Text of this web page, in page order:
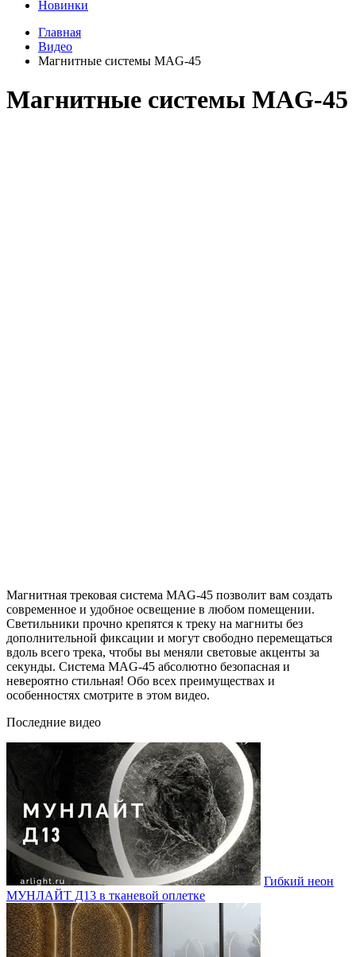
Новинки
Главная
Видео
Магнитные системы MAG-45
Магнитные системы MAG-45
Магнитная трековая система MAG-45 позволит вам создать
современное и удобное освещение в любом помещении.
Светильники прочно крепятся к треку на магниты без
дополнительной фиксации и могут свободно перемещаться
вдоль всего трека, чтобы вы меняли световые акценты за
секунды. Система MAG-45 абсолютно безопасная и
невероятно стильная! Обо всех преимуществах и
особенностях смотрите в этом видео.
Последние видео
Гибкий неон
МУНЛАЙТ Д13 в тканевой оплетке